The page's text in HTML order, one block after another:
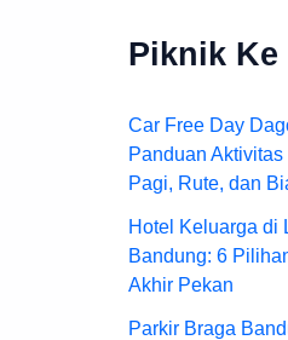
Piknik
Car Free Day
Panduan
Pagi, Rute, dan
Hotel Keluarga di
Bandung: 6
Akhir Pekan
Parkir Braga